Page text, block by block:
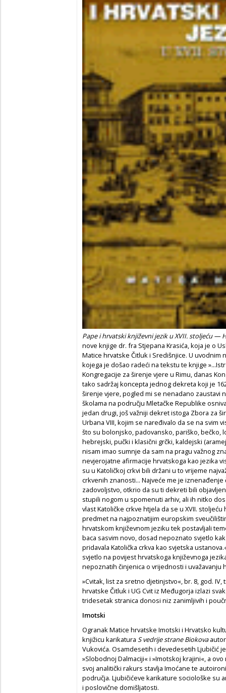
Pape i hrvatski književni jezik u XVII. stoljeću —
nove knjige dr. fra Stjepana Krasića, koja je o
Matice hrvatske Čitluk i Središnjice. U
kojega je došao radeći na tekstu te knjige
Kongregacije za širenje vjere u Rimu, danas
tako sadržaj koncepta jednog dekreta koji je
širenje vjere, pogled mi se nenadano zaustavi
školama na području Mletačke Republike
jedan drugi, još važniji dekret istoga Zbora za
Urbana VIII, kojim se naređivalo da se na svim
što su bolonjsko, padovansko, pariško, bečko,
hebrejski, pučki i klasični grčki, kaldejski
nisam imao sumnje da sam na pragu važnog
nevjerojatne afirmacije hrvatskoga kao jezika
su u Katoličkoj crkvi bili držani u to vrijeme
crkvenih znanosti... Najveće me je
zadovoljstvo, otkrio da su ti dekreti bili
stupili nogom u spomenuti arhiv, ali ih nitko
vlast Katoličke crkve htjela da se u XVII.
predmet na najpoznatijim europskim
hrvatskom književnom jeziku tek postavljali
baca sasvim novo, dosad nepoznato svjetlo
pridavala Katolička crkva kao svjetska
svjetlo na povijest hrvatskoga književnoga
nepoznatih činjenica o vrijednosti i uvažavanju
»Cvitak, list za sretno djetinjstvo«, br. 8, god.
hrvatske Čitluk i UG Cvit iz Međugorja izlazi
tridesetak stranica donosi niz zanimljivih i
Imotski
Ogranak Matice hrvatske Imotski i Hrvatsko
knjižicu karikatura S vedrije strane Biokova
Vukovića. Osamdesetih i devedesetih Ljubičić
»Slobodnoj Dalmaciji« i »Imotskoj krajini«, a
svoj analitički rakurs stavlja Imoćane te
područja. Ljubičićeve karikature sociološke su
i poslovične domišljatosti.